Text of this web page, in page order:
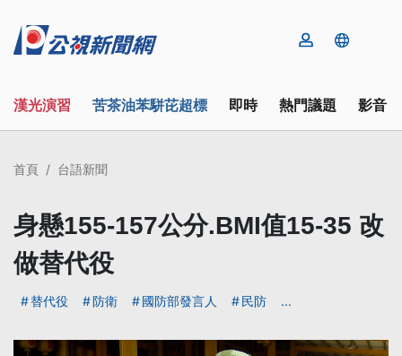
漢光演習 苦茶油苯駢芘超標 即時 熱門議題 影音
首頁 台語新聞
身懸155-157公分.BMI值15-35 改
做替代役
替代役 防衛 國防部發言人 民防 ...